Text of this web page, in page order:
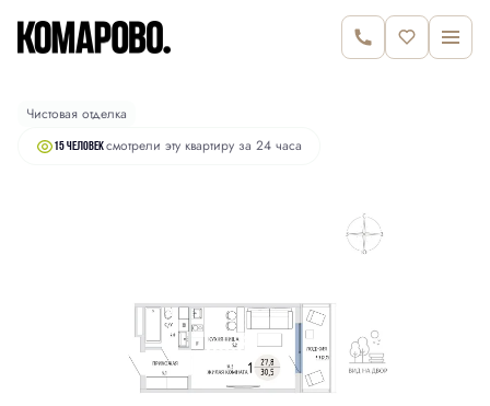
Студия30.5 м2 6 660 000 руб.
Чистовая отделка
15 человексмотрели эту квартиру за 24 часа